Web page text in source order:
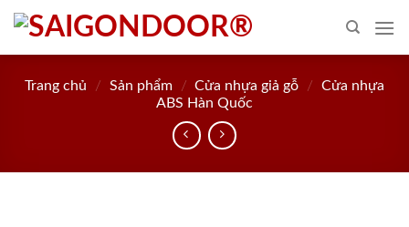
Skip
content
Trang chủ / Sản phẩm / Cửa nhựa giả gỗ /
Cửa nhựa
ABS Hàn Quốc